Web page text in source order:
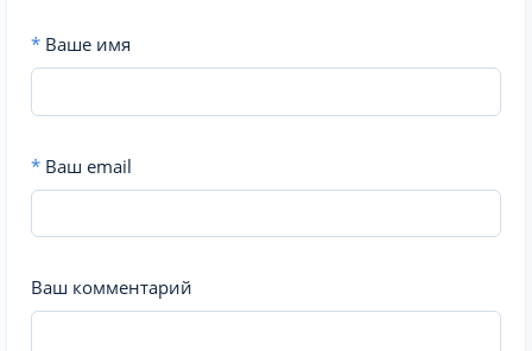
* Ваше имя
* Ваш email
Ваш комментарий